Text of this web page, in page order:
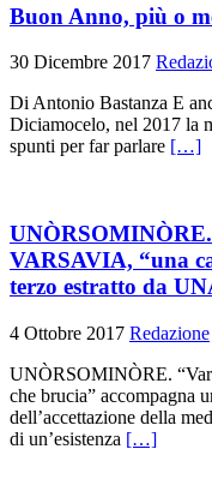
Buon Anno, più o
30 Dicembre 2017
Di Antonio Bastanza E
Diciamocelo, nel 2017 la
spunti per far parlare […]
VARSAVIA, “una
terzo estratto da
4 Ottobre 2017 Redazione
UNÒRSOMINÒRE.
che brucia” accompagna
dell’accettazione della
di un’esistenza […]